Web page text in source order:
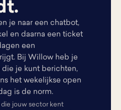
je naar een chatbot,
en daarna een ticket
een
Bij Willow heb je
je kunt berichten,
het wekelijkse open
is de norm.
jouw sector kent